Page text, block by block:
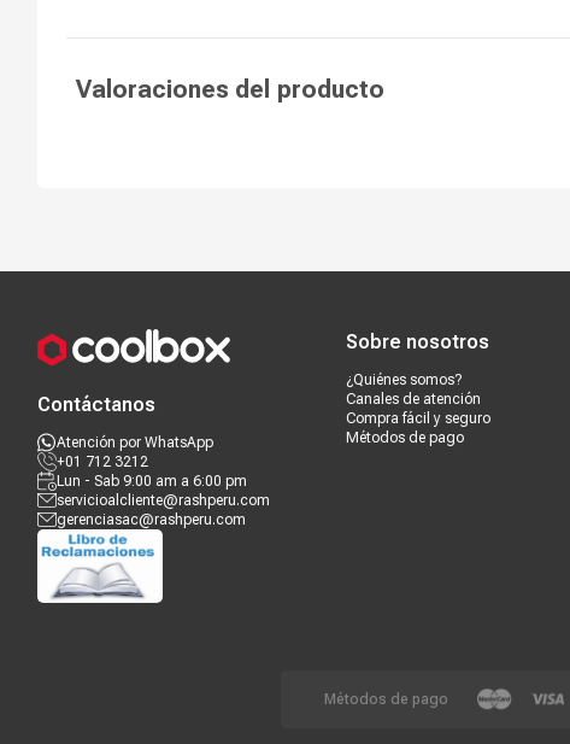
Valoraciones del producto
Contáctanos
Atención por WhatsApp
+01 712 3212
Lun - Sab 9:00 am a 6:00 pm
servicioalcliente@rashperu.com
gerenciasac@rashperu.com
Sobre nosotros
¿Quiénes somos?
Canales de atención
Compra fácil y seguro
Métodos de pago
Métodos de pago